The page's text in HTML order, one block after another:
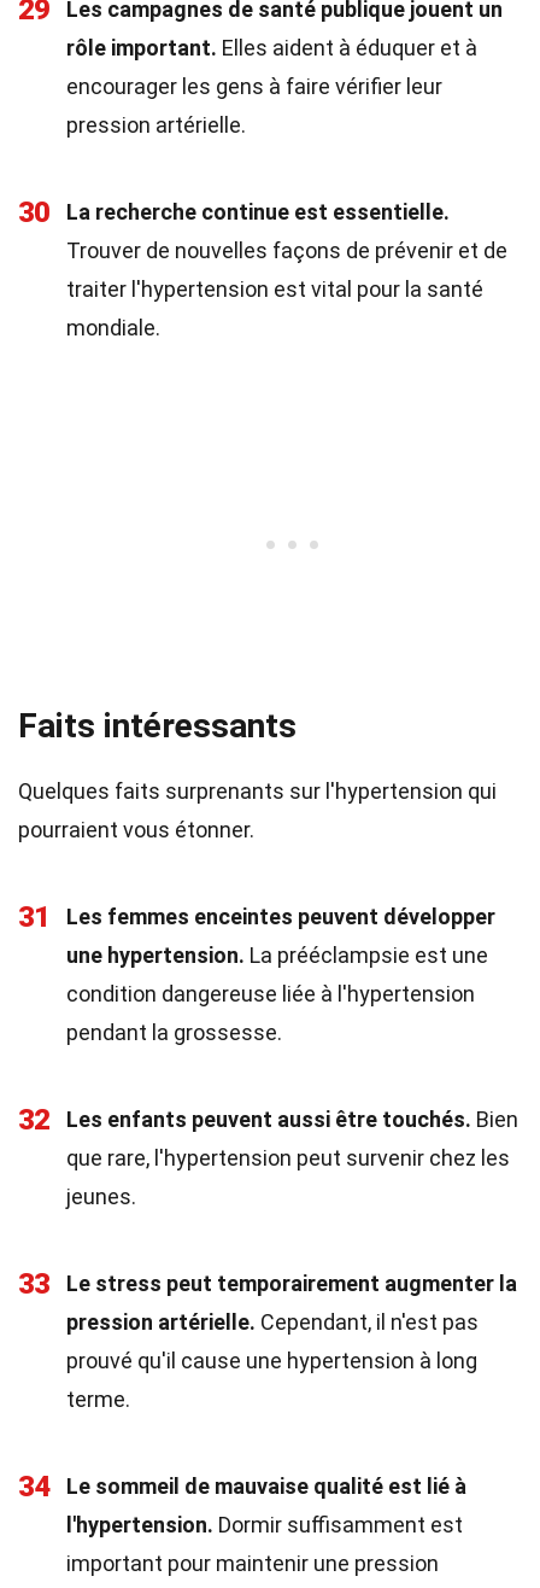
29
Les campagnes de santé publique jouent un
rôle important. Elles aident à éduquer et à
encourager les gens à faire vérifier leur
pression artérielle.
30
La recherche continue est essentielle.
Trouver de nouvelles façons de prévenir et de
traiter l'hypertension est vital pour la santé
mondiale.
Faits intéressants
Quelques faits surprenants sur l'hypertension qui
pourraient vous étonner.
31
Les femmes enceintes peuvent développer
une hypertension. La prééclampsie est une
condition dangereuse liée à l'hypertension
pendant la grossesse.
32 Les enfants peuvent aussi être touchés. Bien
que rare, l'hypertension peut survenir chez les
jeunes.
33
Le stress peut temporairement augmenter la
pression artérielle. Cependant, il n'est pas
prouvé qu'il cause une hypertension à long
terme.
34
Le sommeil de mauvaise qualité est lié à
l'hypertension. Dormir suffisamment est
important pour maintenir une pression